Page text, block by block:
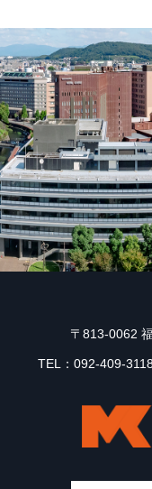
〒813-0062
TEL：092-409-